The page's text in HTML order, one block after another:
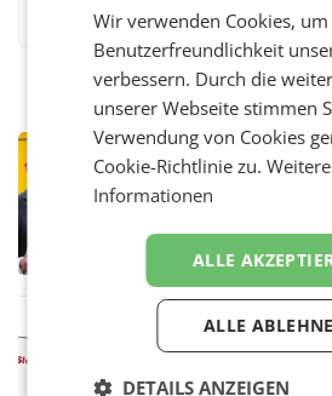
PRIMENEWS
Österreichische
ersten Halbjahr
ersten Halbjahr
von 1.544,0 Mio.
einem Plus von 3,8
Vergleichszeitraum
MARKETING & MEDIA
ProSiebenSat.1
überraschend
Wir verwenden Cookies,
Benutzerfreundlichkeit
verbessern. Durch die
unserer Webseite stimmen
Verwendung von Cookies
Cookie-Richtlinie zu.Weitere
Informationen
ALLE
ALLE
DETAILS ANZEIGEN